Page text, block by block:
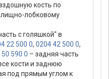
кость по
лобковому
с голяшкой" в
22 500 0, 0204 42 500 0,
590 0 – задняя часть
кости и заднюю
под прямым углом к